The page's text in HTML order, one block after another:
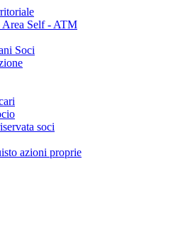
Self - ATM
Soci
soci
azioni proprie